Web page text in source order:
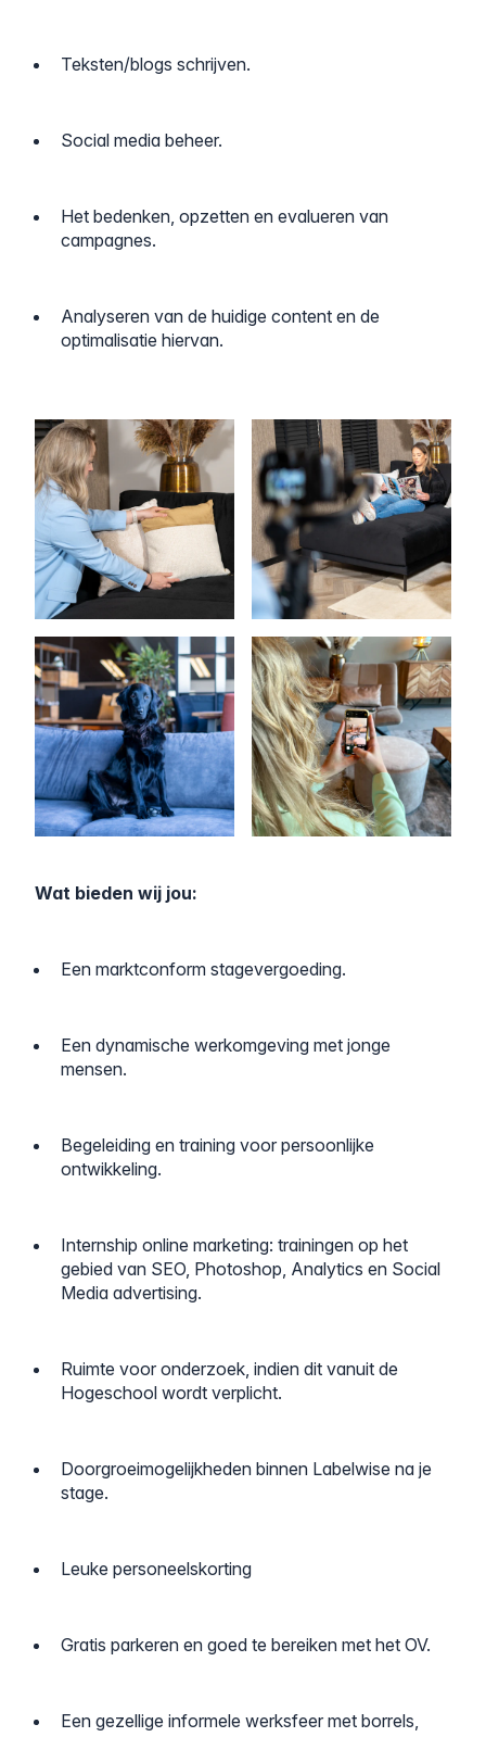
Teksten/blogs schrijven.
Social media beheer.
Het bedenken, opzetten en evalueren van
campagnes.
Analyseren van de huidige content en de
optimalisatie hiervan.
Wat bieden wij jou:
Een marktconform stagevergoeding.
Een dynamische werkomgeving met jonge
mensen.
Begeleiding en training voor persoonlijke
ontwikkeling.
Internship online marketing: trainingen op het
gebied van SEO, Photoshop, Analytics en Social
Media advertising.
Ruimte voor onderzoek, indien dit vanuit de
Hogeschool wordt verplicht.
Doorgroeimogelijkheden binnen Labelwise na je
stage.
Leuke personeelskorting
Gratis parkeren en goed te bereiken met het OV.
Een gezellige informele werksfeer met borrels,